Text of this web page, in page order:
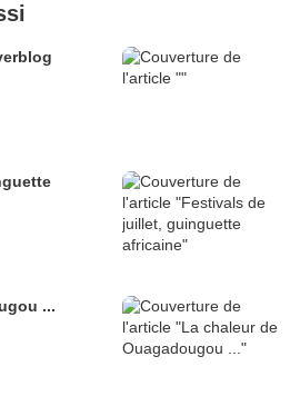
depuis Overblog
...